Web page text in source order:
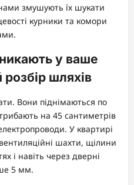
змушують їх шукати
курники та комори
у ваше
шляхів
Вони піднімаються по
на 45 сантиметрів
У квартирі
шахти, щілини
і навіть через дверні
5 мм.